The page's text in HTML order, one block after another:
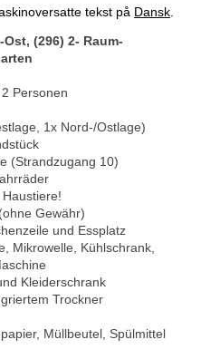
tekst på Dansk
(296) 2- Raum-
Personen
1x Nord-/Ostlage)
(Strandzugang 10)
Gewähr)
und Essplatz
Mikrowelle, Kühlschrank,
Kleiderschrank
Trockner
Müllbeutel, Spülmittel